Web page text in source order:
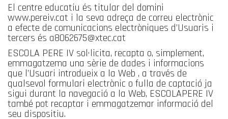
El centre educatiu és titular del domini
www.pereiv.cat i la seva adreça de correu electrònic
a efecte de comunicacions electròniques d’Usuaris i
tercers és a8062675@xtec.cat
ESCOLA PERE IV sol·licita, recapta o, simplement,
emmagatzema una sèrie de dades i informacions
que l’Usuari introdueix a la Web , a través de
qualsevol formulari electrònic o fulla de captació ja
sigui durant la navegació a la Web, ESCOLAPERE IV
també pot recaptar i emmagatzemar informació del
seu dispositiu.